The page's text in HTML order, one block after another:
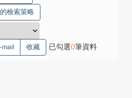
檢索策略
mail 收藏 已勾選0筆資料